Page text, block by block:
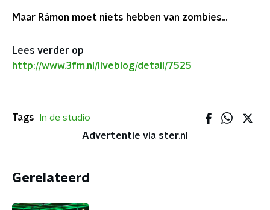
Maar Rámon moet niets hebben van zombies...
Lees verder op
http://www.3fm.nl/liveblog/detail/7525
Tags
In de studio
Advertentie via ster.nl
Gerelateerd